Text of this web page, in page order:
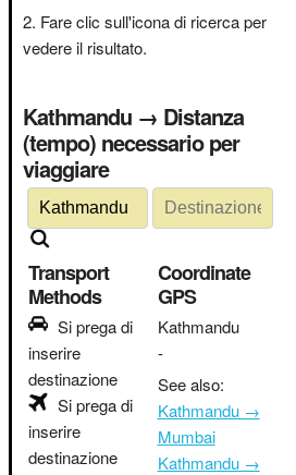
Fare clic sull'icona di ricerca per
vedere il risultato.
Kathmandu → Distanza
(tempo) necessario per
viaggiare
Transport
Methods
Si prega di
inserire
destinazione
Si prega di
inserire
destinazione
Coordinate
GPS
Kathmandu
-
See also:
Kathmandu →
Mumbai
Kathmandu →